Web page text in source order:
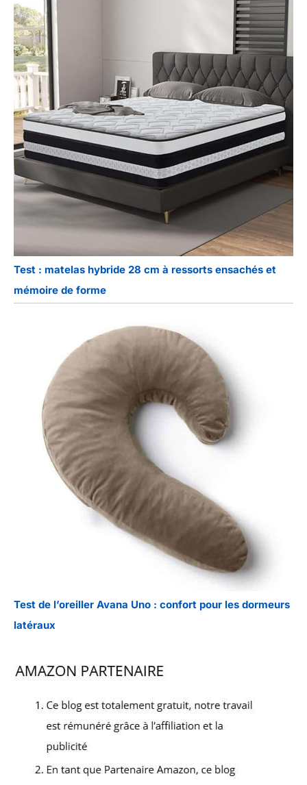
Test : matelas hybride 28 cm à ressorts ensachés et
mémoire de forme
Test de l’oreiller Avana Uno : confort pour les dormeurs
latéraux